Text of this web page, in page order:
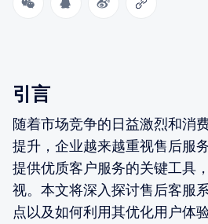
引言
随着市场竞争的日益激烈和消
提升，企业越来越重视售后服
提供优质客户服务的关键工具
视。本文将深入探讨售后客服
点以及如何利用其优化用户体验